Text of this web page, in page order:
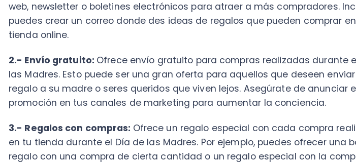
promoción en tus canales de marketing para aumentar la conciencia.
3.- Regalos con compras:
Ofrece un regalo especial con cada compra realizada
regalo con una compra de cierta cantidad o un regalo especial con la compra de
un producto en particular. Estas promociones pueden ser anunciadas en redes
sociales, boletines electrónicos y en la tienda.
4.- Concursos o sorteo en redes sociales: Organiza un concurso en redes
ganar un premio especial. Por ejemplo, puedes pedir a los seguidores que
compartan una foto de ellos mismos con sus madres o que compartan una historia
especial sobre su madre. El premio puede ser un paquete especial de experiencias,